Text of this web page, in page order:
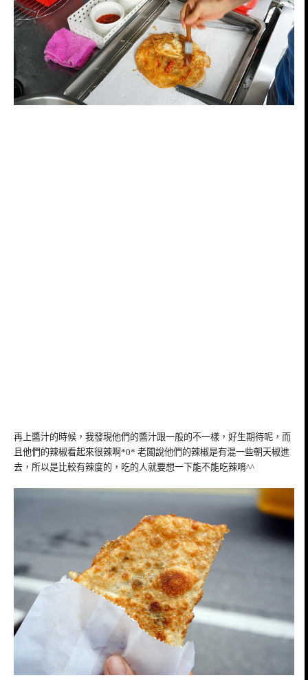
再上醬汁的時候，我發現他們的醬汁跟一般的不一樣，好生期待呢，而
且他們的辣椒看起來很辣啊*0* 老闆說他們的辣椒是有混一些朝天椒進
去，所以是比較有辣度的，吃的人就要想一下能不能吃辣唷^^